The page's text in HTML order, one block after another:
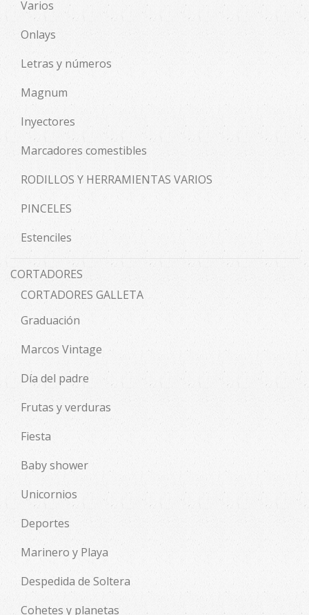
Varios
Onlays
Letras y números
Magnum
Inyectores
Marcadores comestibles
RODILLOS Y HERRAMIENTAS VARIOS
PINCELES
Estenciles
CORTADORES
CORTADORES GALLETA
Graduación
Marcos Vintage
Día del padre
Frutas y verduras
Fiesta
Baby shower
Unicornios
Deportes
Marinero y Playa
Despedida de Soltera
Cohetes y planetas